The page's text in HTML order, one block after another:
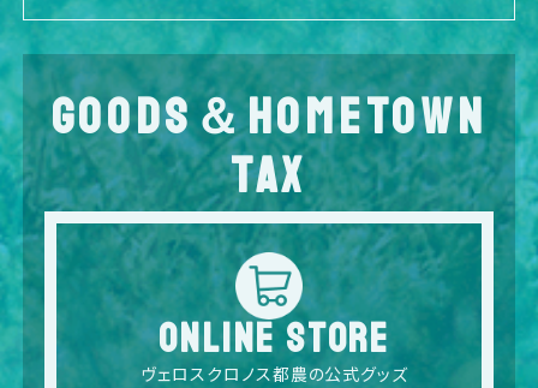
GOODS＆HOMETOWN
TAX
ONLINE STORE
ヴェロスクロノス都農の公式グッズ